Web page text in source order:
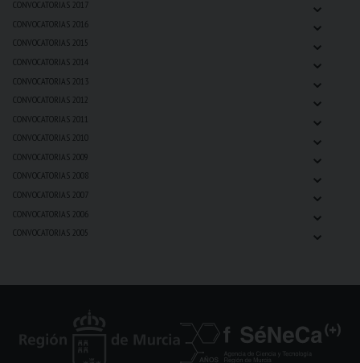
CONVOCATORIAS 2017
CONVOCATORIAS 2016 ⌄
CONVOCATORIAS 2015 ⌄
CONVOCATORIAS 2014 ⌄
CONVOCATORIAS 2013 ⌄
CONVOCATORIAS 2012 ⌄
CONVOCATORIAS 2011 ⌄
CONVOCATORIAS 2010 ⌄
CONVOCATORIAS 2009 ⌄
CONVOCATORIAS 2008 ⌄
CONVOCATORIAS 2007 ⌄
CONVOCATORIAS 2006 ⌄
CONVOCATORIAS 2005 ⌄